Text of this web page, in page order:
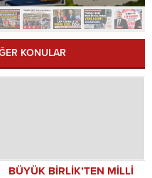
KONULAR
BÜYÜK BİRLİK’TEN MİLLİ